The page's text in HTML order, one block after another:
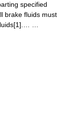
specified
brake fluids must
fluids[1].… …